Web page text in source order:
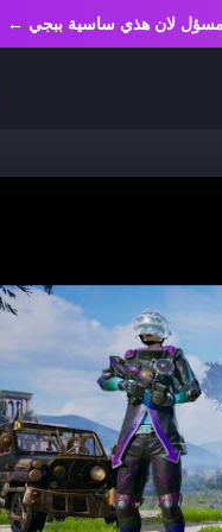
مسؤل لان هذي ساسية ببجي ←